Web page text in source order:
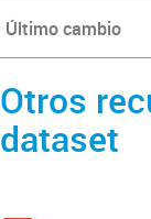
Último cambio
Otros
dataset